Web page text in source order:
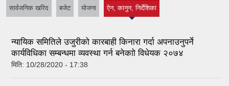
सार्वजनिक खरिद बजेट योजना ऐन, कानुन, निर्देशिका
(active tab)
न्यायिक समितिले उजुरीको कारबाही किनारा गर्दा अपनाउनुपर्ने
कार्यविधिका सम्बन्धमा व्यवस्था गर्न बनेकाो विधेयक २०७४
मिति: 10/28/2020 - 17:38